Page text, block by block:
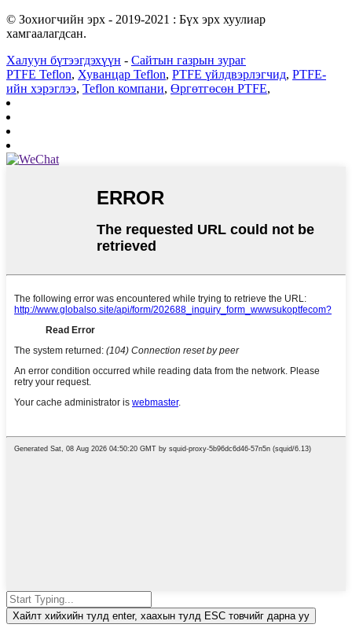
© Зохиогчийн эрх - 2019-2021 : Бүх эрх хуулиар
хамгаалагдсан.
Халуун бүтээгдэхүүн - Сайтын газрын зураг
PTFE Teflon, Хуванцар Teflon, PTFE үйлдвэрлэгчид, PTFE-
ийн хэрэглээ, Teflon компани, Өргөтгөсөн PTFE,
Хайлт хийхийн тулд enter, хаахын тулд ESC товчийг дарна уу